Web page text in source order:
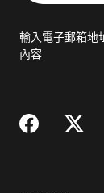
郵
輸入電子郵箱地
內容